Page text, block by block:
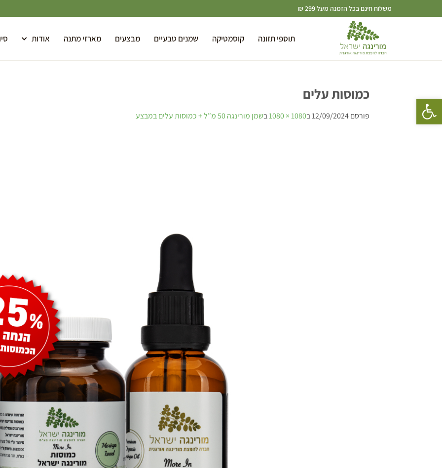
פתח סרגל נגישות
משלוח חינם בכל הזמנה מעל 299 ₪
תוספי תזונה קוסמטיקה שמנים טבעיים מבצעים מארזי מתנה אודות
כמוסות עלים
פורסם12/09/2024ב1080 × 1080 בשמן מורינגה 50 מ”ל + כמוסות עלים במבצע